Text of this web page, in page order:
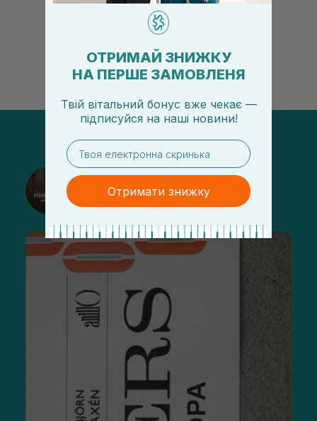
сушіння та використання стайлінгу, який пі...
@sisters_stelmakh в Instagram
Підписатися
ОТРИМАЙ ЗНИЖКУ
НА ПЕРШЕ ЗАМОВЛЕНЯ
Твій вітальний бонус вже чекає —
підписуйся на наші новини!
email
Отримати знижку